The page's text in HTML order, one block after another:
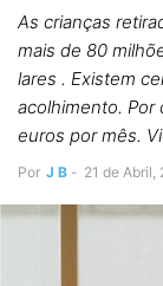
As crianças
mais de 80
lares . Existem
acolhimento. Por
euros por mês.
Por J B - 21 de Abril,